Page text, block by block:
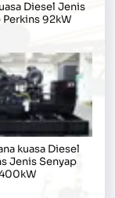
Diesel Jenis
Perkins 92kW
kuasa Diesel
Jenis Senyap